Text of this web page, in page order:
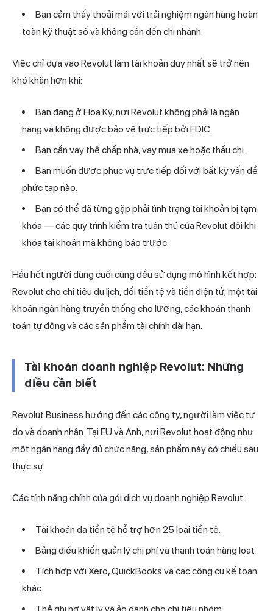
Bạn cảm thấy thoải mái với trải nghiệm ngân hàng hoàn
toàn kỹ thuật số và không cần đến chi nhánh.
Việc chỉ dựa vào Revolut làm tài khoản duy nhất sẽ trở nên
khó khăn hơn khi:
Bạn đang ở Hoa Kỳ, nơi Revolut không phải là ngân
hàng và không được bảo vệ trực tiếp bởi FDIC.
Bạn cần vay thế chấp nhà, vay mua xe hoặc thấu chi.
Bạn muốn được phục vụ trực tiếp đối với bất kỳ vấn đề
phức tạp nào.
Bạn có thể đã từng gặp phải tình trạng tài khoản bị tạm
khóa — các quy trình kiểm tra tuân thủ của Revolut đôi khi
khóa tài khoản mà không báo trước.
Hầu hết người dùng cuối cùng đều sử dụng mô hình kết hợp:
Revolut cho chi tiêu du lịch, đổi tiền tệ và tiền điện tử; một tài
khoản ngân hàng truyền thống cho lương, các khoản thanh
toán tự động và các sản phẩm tài chính dài hạn.
Tài khoản doanh nghiệp Revolut: Những
điều cần biết
Revolut Business hướng đến các công ty, người làm việc tự
do và doanh nhân. Tại EU và Anh, nơi Revolut hoạt động như
một ngân hàng đầy đủ chức năng, sản phẩm này có chiều sâu
thực sự.
Các tính năng chính của gói dịch vụ doanh nghiệp Revolut:
Tài khoản đa tiền tệ hỗ trợ hơn 25 loại tiền tệ.
Bảng điều khiển quản lý chi phí và thanh toán hàng loạt
Tích hợp với Xero, QuickBooks và các công cụ kế toán
khác.